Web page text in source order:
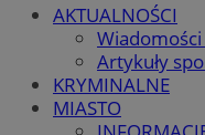
AKTUALNOŚCI
Artykuły
KRYMINALNE
MIASTO